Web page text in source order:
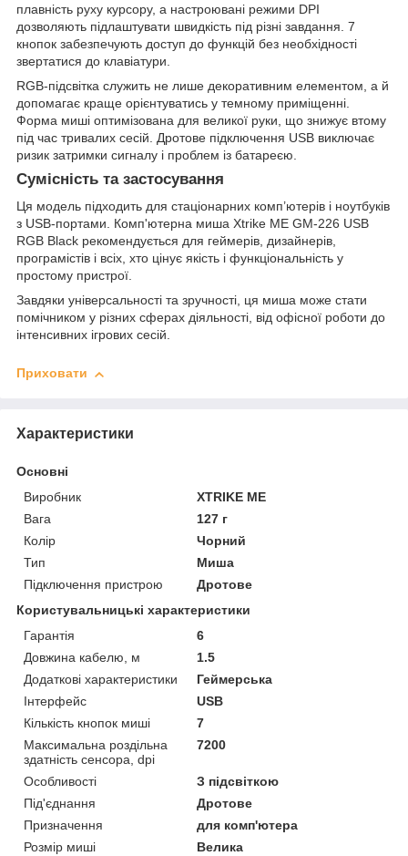
плавність руху курсору, а настроювані режими DPI
дозволяють підлаштувати швидкість під різні завдання. 7
кнопок забезпечують доступ до функцій без необхідності
звертатися до клавіатури.
RGB-підсвітка служить не лише декоративним елементом, а й
допомагає краще орієнтуватись у темному приміщенні.
Форма миші оптимізована для великої руки, що знижує втому
під час тривалих сесій. Дротове підключення USB виключає
ризик затримки сигналу і проблем із батареєю.
Сумісність та застосування
Ця модель підходить для стаціонарних комп’ютерів і ноутбуків
з USB-портами. Комп'ютерна миша Xtrike ME GM-226 USB
RGB Black рекомендується для геймерів, дизайнерів,
програмістів і всіх, хто цінує якість і функціональність у
простому пристрої.
Завдяки універсальності та зручності, ця миша може стати
помічником у різних сферах діяльності, від офісної роботи до
інтенсивних ігрових сесій.
Приховати
Характеристики
Основні
Виробник
XTRIKE ME
Вага
127 г
Колір
Чорний
Тип
Миша
Підключення пристрою
Дротове
Користувальницькі характеристики
Гарантія
6
Довжина кабелю, м
1.5
Додаткові характеристики
Геймерська
Інтерфейс
USB
Кількість кнопок миші
7
Максимальна роздільна
здатність сенсора, dpi
7200
Особливості
З підсвіткою
Під'єднання
Дротове
Призначення
для комп'ютера
Розмір миші
Велика